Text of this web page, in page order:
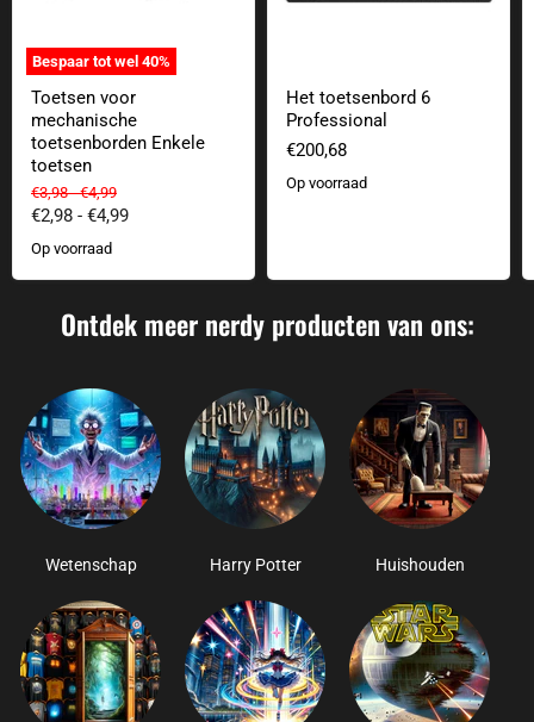
Bespaar tot wel 40%
Toetsen voor
mechanische
toetsenborden Enkele
toetsen
Oorspronkelijke prijs
€3,98-Oorspronkelijke prijs
€4,99
€2,98 - €4,99
Op voorraad
Het toetsenbord 6
Professional
€200,68
Op voorraad
Ontdek meer nerdy producten van ons:
Wetenschap Harry Potter Huishouden